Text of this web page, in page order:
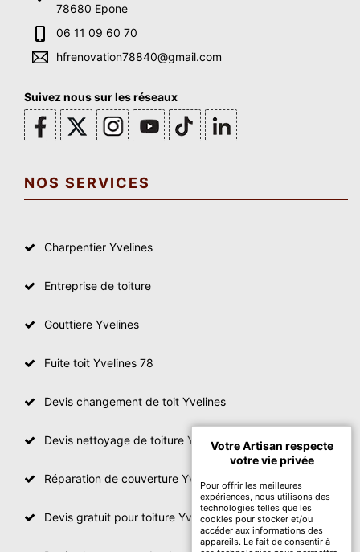
78680 Epone
06 11 09 60 70
hfrenovation78840@gmail.com
Suivez nous sur les réseaux
NOS SERVICES
Charpentier Yvelines
Entreprise de toiture
Gouttiere Yvelines
Fuite toit Yvelines 78
Devis changement de toit Yvelines
Devis nettoyage de toiture Yvelines
Réparation de couverture Yvelines
Devis gratuit pour toiture Yvelines
Votre Artisan respecte
votre vie privée
Pour offrir les meilleures
expériences, nous utilisons des
technologies telles que les
cookies pour stocker et/ou
accéder aux informations des
appareils. Le fait de consentir à